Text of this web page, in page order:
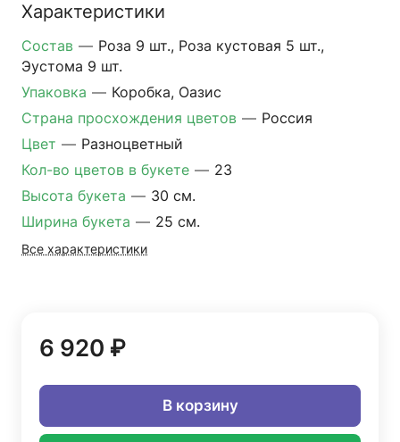
Характеристики
Состав — Роза 9 шт., Роза кустовая 5 шт.,
Эустома 9 шт.
Упаковка — Коробка, Оазис
Страна просхождения цветов — Россия
Цвет — Разноцветный
Кол-во цветов в букете — 23
Высота букета — 30 см.
Ширина букета — 25 см.
Все характеристики
6 920 ₽
В корзину